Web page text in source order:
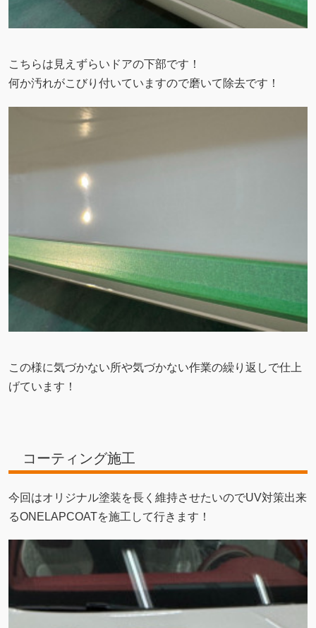
こちらは見えずらいドアの下部です！
何か汚れがこびり付いていますので磨いて除去です！
この様に気づかない所や気づかない作業の繰り返しで仕上
げています！
コーティング施工
今回はオリジナル塗装を長く維持させたいのでUV対策出来
るONELAPCOATを施工して行きます！